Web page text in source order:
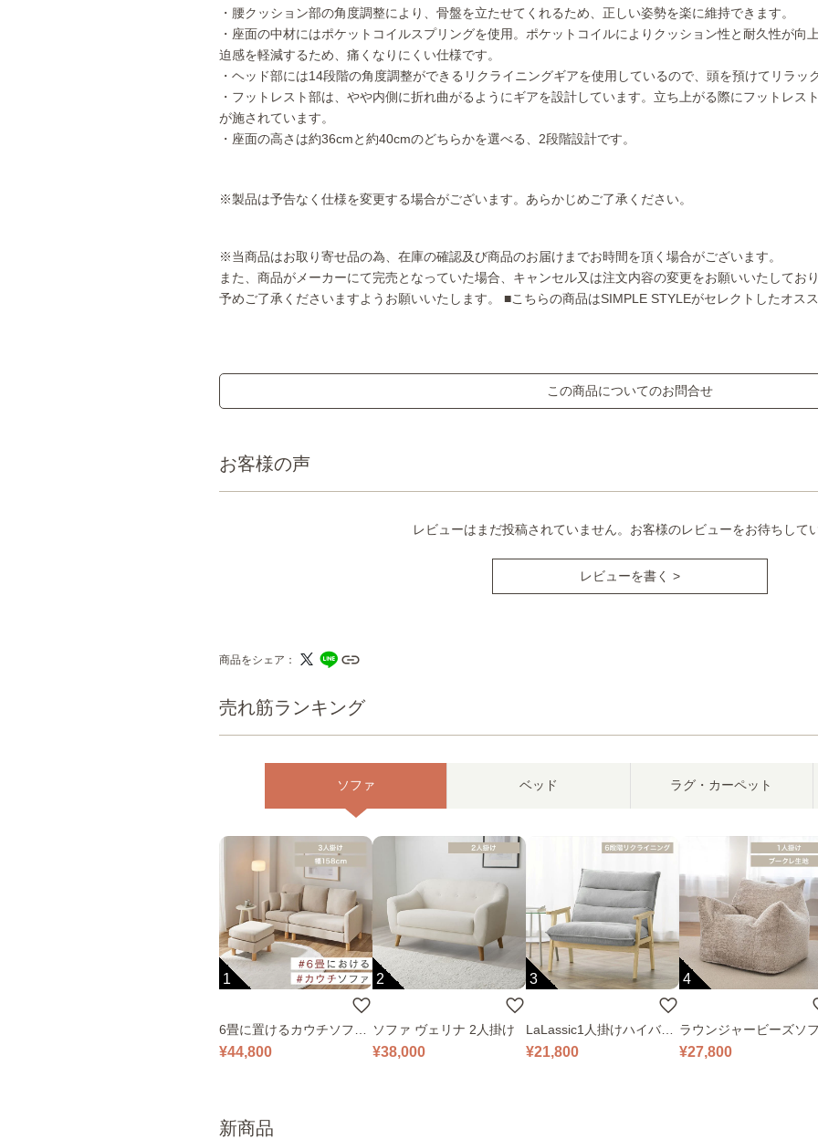
売れ筋ランキング
ソファ ベッド ラグ・カーペット
1
6畳に置けるカウチソファ
｜ベージュ
¥44,800
2
ソファ ヴェリナ 2人掛け
¥38,000
3
LaLassic1人掛けハイバッ
クソファ ワイド
¥21,800
4
ラウンジャービーズソ
¥27,800
新商品
・腰クッション部の角度調整により、骨盤を立たせてくれるため、正しい姿勢を楽に維持できます。
・座面の中材にはポケットコイルスプリングを使用。ポケットコイルによりクッション性と耐久性が向
迫感を軽減するため、痛くなりにくい仕様です。
・ヘッド部には14段階の角度調整ができるリクライニングギアを使用しているので、頭を預けてリラッ
・フットレスト部は、やや内側に折れ曲がるようにギアを設計しています。立ち上がる際にフットレス
が施されています。
・座面の高さは約36cmと約40cmのどちらかを選べる、2段階設計です。
※製品は予告なく仕様を変更する場合がございます。あらかじめご了承ください。
※当商品はお取り寄せ品の為、在庫の確認及び商品のお届けまでお時間を頂く場合がございます。
また、商品がメーカーにて完売となっていた場合、キャンセル又は注文内容の変更をお願いいたしており
予めご了承くださいますようお願いいたします。 ■こちらの商品はSIMPLE STYLEがセレクトしたオスス
この商品についてのお問合せ
お客様の声
レビューはまだ投稿されていません。お客様のレビューをお待ちして
レビューを書く >
商品をシェア